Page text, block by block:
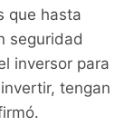
que hasta
seguridad
inversor para
tengan